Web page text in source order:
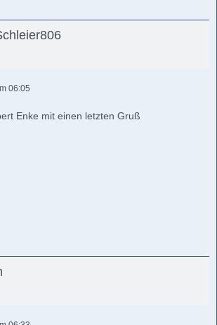
06:05
Enke mit einen letzten Gruß